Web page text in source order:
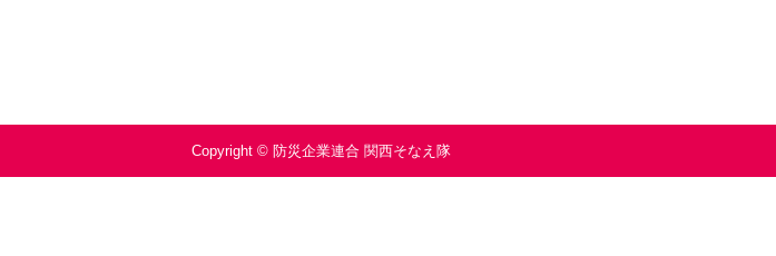
Copyright © 防災企業連合 関西そなえ隊